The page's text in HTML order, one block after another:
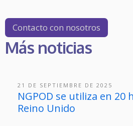
Contacto con nosotros
Más noticias
21 DE SEPTIEMBRE DE 2025
NGPOD se utiliza en 20
Reino Unido